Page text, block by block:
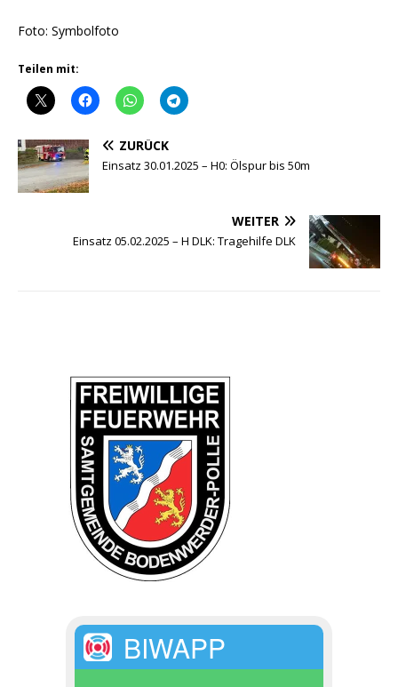
Foto: Symbolfoto
Teilen mit:
ZURÜCK
Einsatz 30.01.2025 – H0: Ölspur bis 50m
WEITER
Einsatz 05.02.2025 – H DLK: Tragehilfe DLK
BIWAPP